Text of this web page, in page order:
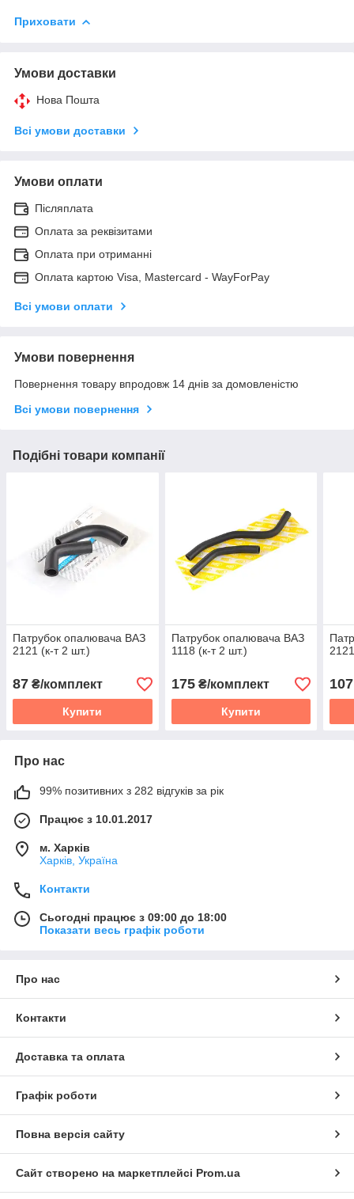
Приховати
Умови доставки
Нова Пошта
Всі умови доставки
Умови оплати
Післяплата
Оплата за реквізитами
Оплата при отриманні
Оплата картою Visa, Mastercard - WayForPay
Всі умови оплати
Умови повернення
Повернення товару впродовж 14 днів за домовленістю
Всі умови повернення
Подібні товари компанії
Патрубок опалювача ВАЗ
2121 (к-т 2 шт.)
87 ₴/комплект
Купити
Патрубок опалювача ВАЗ
1118 (к-т 2 шт.)
175₴/комплект
Купити
107
Про нас
99% позитивних з 282 відгуків за рік
Працює з 10.01.2017
м. Харків
Харків, Україна
Контакти
Сьогодні працює з 09:00 до 18:00
Показати весь графік роботи
Про нас
Контакти
Доставка та оплата
Графік роботи
Повна версія сайту
Сайт створено на маркетплейсі Prom.ua